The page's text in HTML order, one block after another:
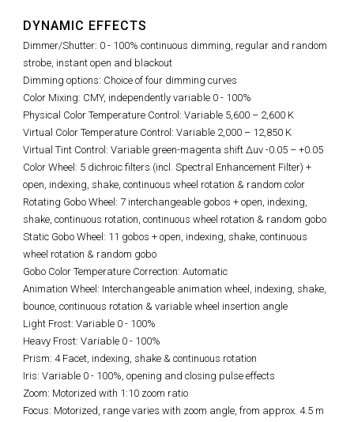
DYNAMIC EFFECTS
Dimmer/Shutter: 0 - 100% continuous dimming, regular and random
strobe, instant open and blackout
Dimming options: Choice of four dimming curves
Color Mixing: CMY, independently variable 0 - 100%
Physical Color Temperature Control: Variable 5,600 – 2,600 K
Virtual Color Temperature Control: Variable 2,000 – 12,850 K
Virtual Tint Control: Variable green-magenta shift Δuv -0.05 – +0.05
Color Wheel: 5 dichroic filters (incl. Spectral Enhancement Filter) +
open, indexing, shake, continuous wheel rotation & random color
Rotating Gobo Wheel: 7 interchangeable gobos + open, indexing,
shake, continuous rotation, continuous wheel rotation & random gobo
Static Gobo Wheel: 11 gobos + open, indexing, shake, continuous
wheel rotation & random gobo
Gobo Color Temperature Correction: Automatic
Animation Wheel: Interchangeable animation wheel, indexing, shake,
bounce, continuous rotation & variable wheel insertion angle
Light Frost: Variable 0 - 100%
Heavy Frost: Variable 0 - 100%
Prism: 4 Facet, indexing, shake & continuous rotation
Iris: Variable 0 - 100%, opening and closing pulse effects
Zoom: Motorized with 1:10 zoom ratio
Focus: Motorized, range varies with zoom angle, from approx. 4.5 m